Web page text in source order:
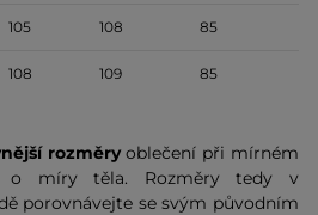
105 108 85
108 109 85
rozměryoblečení při mírném
o míry těla. Rozměry tedy v
porovnávejte se svým původním